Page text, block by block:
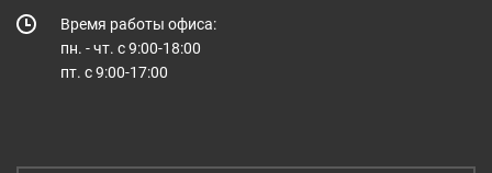
Время работы офиса:
пн. - чт. с 9:00-18:00
пт. с 9:00-17:00